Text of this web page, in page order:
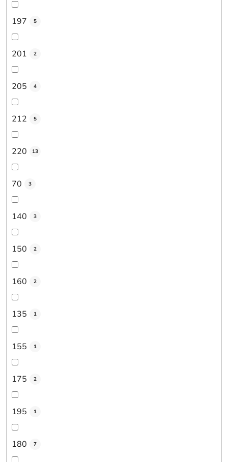
197 5
201 2
205 4
212 5
220 13
70 3
140 3
150 2
160 2
135 1
155 1
175 2
195 1
180 7